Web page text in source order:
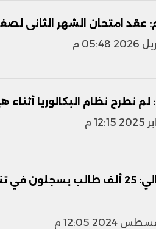
عقد امتحان الشهر الثانى لصفوف
لم نطرح نظام البكالوريا أثناء
التعليم العالي: 25 ألف طالب